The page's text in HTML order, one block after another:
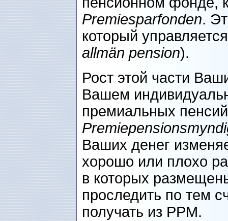
Premiesparfonden.
который
allmän pension).
Рост этой части
Вашем
премиальных
Ваших денег
хорошо или плохо
в которых
проследить по тем
получать из РРМ.